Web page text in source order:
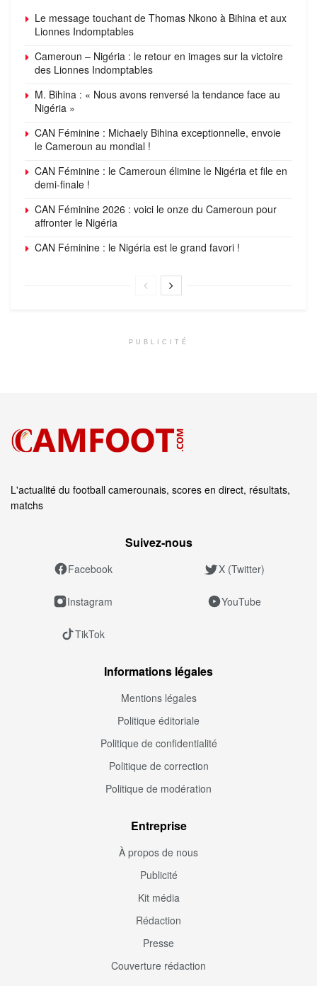
Le message touchant de Thomas Nkono à Bihina et aux
Lionnes Indomptables
Cameroun – Nigéria : le retour en images sur la victoire
des Lionnes Indomptables
M. Bihina : « Nous avons renversé la tendance face au
Nigéria »
CAN Féminine : Michaely Bihina exceptionnelle, envoie
le Cameroun au mondial !
CAN Féminine : le Cameroun élimine le Nigéria et file en
demi-finale !
CAN Féminine 2026 : voici le onze du Cameroun pour
affronter le Nigéria
CAN Féminine : le Nigéria est le grand favori !
PUBLICITÉ
L'actualité du football camerounais, scores en direct, résultats,
matchs
Suivez‑nous
Facebook X (Twitter)
Instagram YouTube
TikTok
Informations légales
Mentions légales
Politique éditoriale
Politique de confidentialité
Politique de correction
Politique de modération
Entreprise
À propos de nous
Publicité
Kit média
Rédaction
Presse
Couverture rédaction